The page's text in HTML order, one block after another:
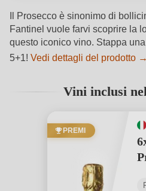
Il Prosecco è sinonimo di
Fantinel vuole farvi scoprire la
questo iconico vino. Stappa
5+1! Vedi dettagli del prodotto →
Vini inclusi
PREMI